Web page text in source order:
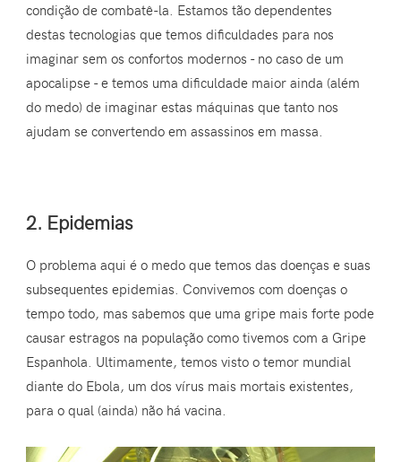
condição de combatê-la. Estamos tão dependentes
destas tecnologias que temos dificuldades para nos
imaginar sem os confortos modernos - no caso de um
apocalipse - e temos uma dificuldade maior ainda (além
do medo) de imaginar estas máquinas que tanto nos
ajudam se convertendo em assassinos em massa.
2. Epidemias
O problema aqui é o medo que temos das doenças e suas
subsequentes epidemias. Convivemos com doenças o
tempo todo, mas sabemos que uma gripe mais forte pode
causar estragos na população como tivemos com a Gripe
Espanhola. Ultimamente, temos visto o temor mundial
diante do Ebola, um dos vírus mais mortais existentes,
para o qual (ainda) não há vacina.